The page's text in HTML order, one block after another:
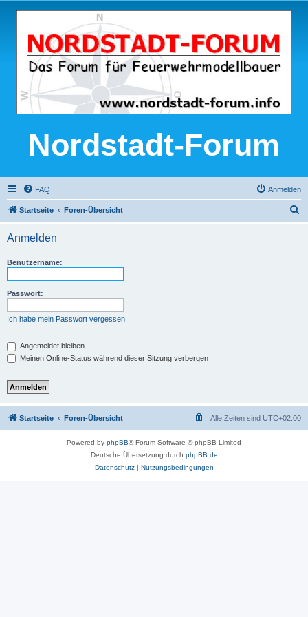
Nordstadt-Forum
FAQ Anmelden
Startseite Foren-Übersicht
Anmelden
Benutzername:
Passwort:
Ich habe mein Passwort vergessen
Angemeldet bleiben
Meinen Online-Status während dieser Sitzung verbergen
Startseite Foren-Übersicht Alle Zeiten sind UTC+02:00
Powered by phpBB® Forum Software © phpBB Limited
Deutsche Übersetzung durch phpBB.de
Datenschutz| Nutzungsbedingungen